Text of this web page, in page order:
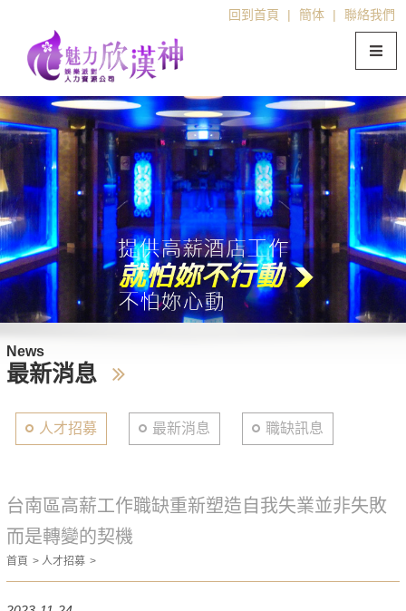
回到首頁 | 簡体 | 聯絡我們
News
最新消息
人才招募 最新消息 職缺訊息
台南區高薪工作職缺重新塑造自我失業並非失敗
而是轉變的契機
首頁 人才招募